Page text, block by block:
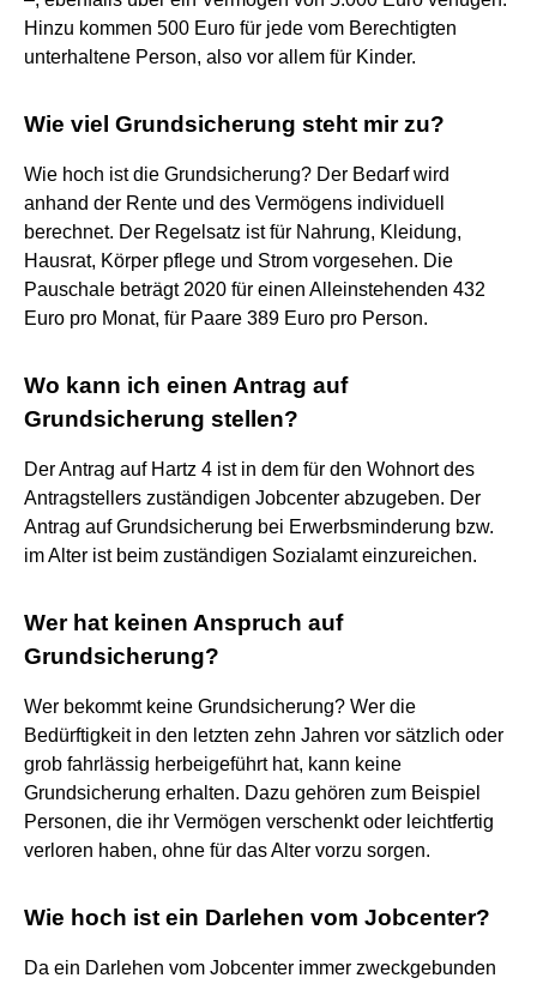
Hinzu kommen 500 Euro für jede vom Berechtigten
unterhaltene Person, also vor allem für Kinder.
Wie viel Grundsicherung steht mir zu?
Wie hoch ist die Grundsicherung? Der Bedarf wird
anhand der Rente und des Vermögens individuell
berechnet. Der Regelsatz ist für Nahrung, Kleidung,
Hausrat, Körper pflege und Strom vorgesehen. Die
Pauschale beträgt 2020 für einen Alleinstehenden 432
Euro pro Monat, für Paare 389 Euro pro Person.
Wo kann ich einen Antrag auf
Grundsicherung stellen?
Der Antrag auf Hartz 4 ist in dem für den Wohnort des
Antragstellers zuständigen Jobcenter abzugeben. Der
Antrag auf Grundsicherung bei Erwerbsminderung bzw.
im Alter ist beim zuständigen Sozialamt einzureichen.
Wer hat keinen Anspruch auf
Grundsicherung?
Wer bekommt keine Grundsicherung? Wer die
Bedürftigkeit in den letzten zehn Jahren vor sätzlich oder
grob fahrlässig herbeigeführt hat, kann keine
Grundsicherung erhalten. Dazu gehören zum Beispiel
Personen, die ihr Vermögen verschenkt oder leichtfertig
verloren haben, ohne für das Alter vorzu sorgen.
Wie hoch ist ein Darlehen vom Jobcenter?
Da ein Darlehen vom Jobcenter immer zweckgebunden